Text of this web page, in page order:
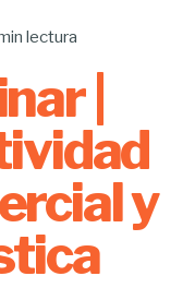
lectura
|
y